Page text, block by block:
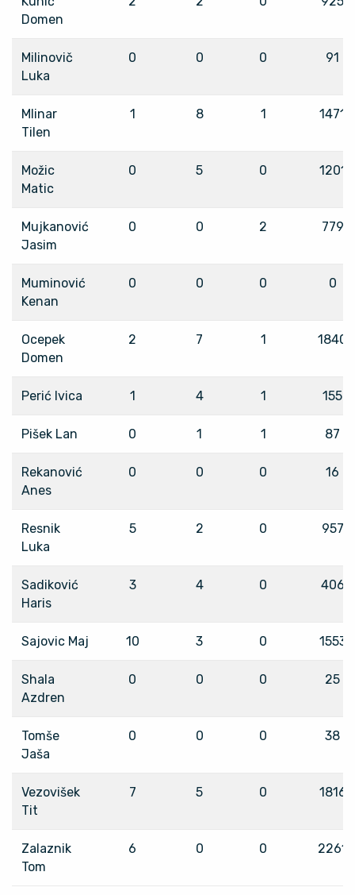
Domen
Milinovič
Luka
0 0 0 91
Mlinar
Tilen
1 8 1 1471
Možic
Matic
0 5 0 1201
Mujkanović
Jasim
0 0 2 779
Muminović
Kenan
0 0 0 0
Ocepek
Domen
2 7 1 1840
Perić Ivica 1 4 1 155
Pišek Lan 0 1 1 87
Rekanović
Anes
0 0 0 16
Resnik
Luka
5 2 0 957
Sadiković
Haris
3 4 0 406
Sajovic Maj 10 3 0 1553
Shala
Azdren
0 0 0 25
Tomše
Jaša
0 0 0 38
Vezovišek
Tit
7 5 0 1816
Zalaznik
Tom
6 0 0 2261